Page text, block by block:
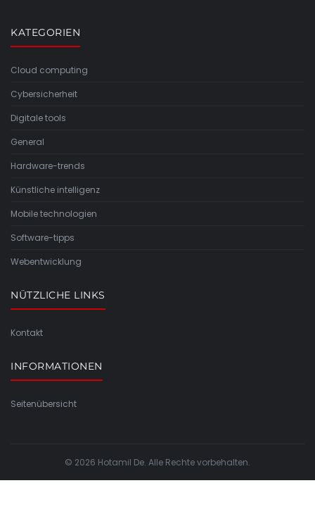
KATEGORIEN
Cloud computing
Cybersicherheit
Digitale tools
General
Hardware-trends
Künstliche intelligenz
Mobile technologien
Software-tipps
Webentwicklung
NÜTZLICHE LINKS
Kontakt
INFORMATIONEN
Seitenübersicht
© 2026 Hotamil De. Alle Rechte vorbehalten.